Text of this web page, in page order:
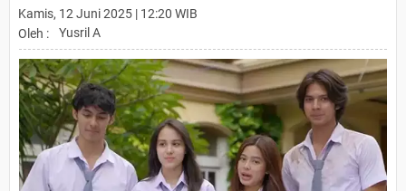
Kamis, 12 Juni 2025 | 12:20 WIB
Oleh :
Yusril A